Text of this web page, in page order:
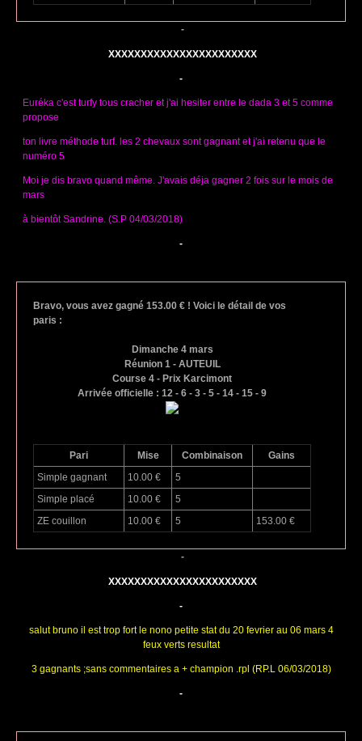
-
XXXXXXXXXXXXXXXXXXXXXXX
-
Euréka c'est turfy tous cracher et j'ai hesiter entre le dada 3 et 5 comme
propose
ton livre méthode turf. les 2 chevaux sont gagnant et j'ai retenu que le
numéro 5
Moi je dis bravo quand même. J'avais déja gagner 2 fois sur le mois de
mars
à bientôt Sandrine. (S.P 04/03/2018)
-
Bravo, vous avez gagné 153.00 € ! Voici le détail de vos
paris :
Dimanche 4 mars
Réunion 1 - AUTEUIL
Course 4 - Prix Karcimont
Arrivée officielle : 12 - 6 - 3 - 5 - 14 - 15 - 9
Pari Mise Combinaison
Gains
Simple gagnant
10.00 €
5
Simple placé
10.00 €
5
ZE couillon
10.00 € 5 153.00 €
-
XXXXXXXXXXXXXXXXXXXXXXX
-
salut bruno il est trop fort le nono petite stat du 20 fevrier au 06 mars 4
feux verts resultat
3 gagnants ;sans commentaires a + champion .rpl (RP.L 06/03/2018)
-